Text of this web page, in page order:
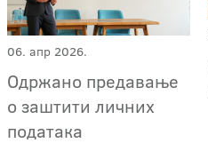
06. апр 2026.
Одржано предавање
о заштити личних
података